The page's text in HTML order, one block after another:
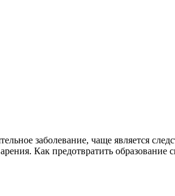
заболевание, чаще является
Как предотвратить образование